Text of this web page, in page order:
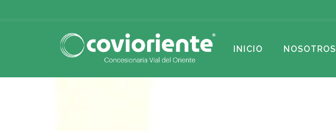
INICIO NOSOTROS